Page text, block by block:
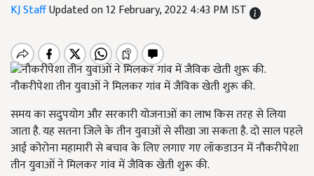
KJ StaffUpdated on 12 February, 2022 4:43 PM IST
नौकरीपेशा तीन युवाओं ने मिलकर गांव में जैविक खेती शुरू की.
समय का सदुपयोग और सरकारी योजनाओं का लाभ किस तरह से लिया
जाता है. यह सतना जिले के तीन युवाओं से सीखा जा सकता है. दो साल पहले
आई कोरोना महामारी से बचाव के लिए लगाए गए लॉकडाउन में नौकरीपेशा
तीन युवाओं ने मिलकर गांव में जैविक खेती शुरू की.